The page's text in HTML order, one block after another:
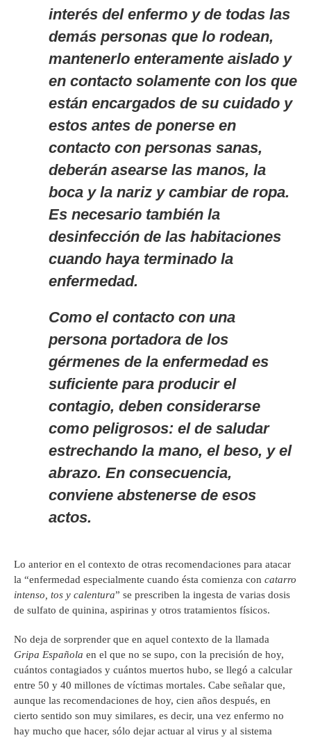
interés del enfermo y de todas las
demás personas que lo rodean,
mantenerlo enteramente aislado y
en contacto solamente con los que
están encargados de su cuidado y
estos antes de ponerse en
contacto con personas sanas,
deberán asearse las manos, la
boca y la nariz y cambiar de ropa.
Es necesario también la
desinfección de las habitaciones
cuando haya terminado la
enfermedad.
Como el contacto con una
persona portadora de los
gérmenes de la enfermedad es
suficiente para producir el
contagio, deben considerarse
como peligrosos: el de saludar
estrechando la mano, el beso, y el
abrazo. En consecuencia,
conviene abstenerse de esos
actos.
Lo anterior en el contexto de otras recomendaciones para atacar
la “enfermedad especialmente cuando ésta comienza con catarro
intenso, tos y calentura” se prescriben la ingesta de varias dosis
de sulfato de quinina, aspirinas y otros tratamientos físicos.
No deja de sorprender que en aquel contexto de la llamada
Gripa Española en el que no se supo, con la precisión de hoy,
cuántos contagiados y cuántos muertos hubo, se llegó a calcular
entre 50 y 40 millones de víctimas mortales. Cabe señalar que,
aunque las recomendaciones de hoy, cien años después, en
cierto sentido son muy similares, es decir, una vez enfermo no
hay mucho que hacer, sólo dejar actuar al virus y al sistema